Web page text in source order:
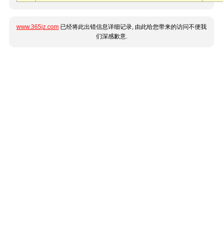
www.365jz.com 已经将此出错信息详细记录, 由此给您带来的访问不便我
们深感歉意.